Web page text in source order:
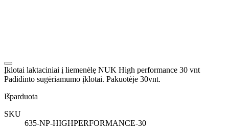
Įklotai laktaciniai į liemenėlę NUK High performance 30 vnt
Padidinto sugėriamumo įklotai. Pakuotėje 30vnt.
Išparduota
SKU
635-NP-HIGHPERFORMANCE-30